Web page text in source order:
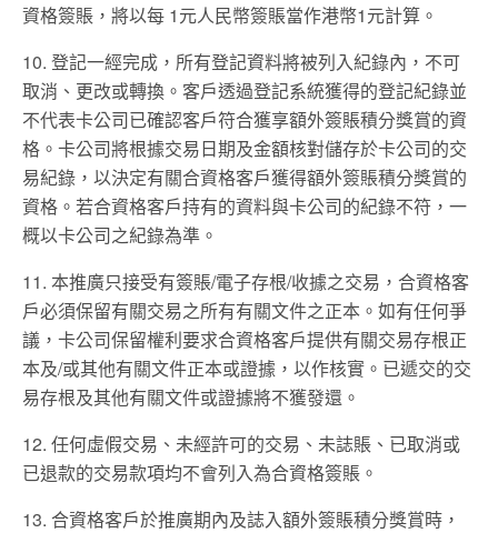
資格簽賬，將以每 1元人民幣簽賬當作港幣1元計算。
10. 登記一經完成，所有登記資料將被列入紀錄內，不可
取消、更改或轉換。客戶透過登記系統獲得的登記紀錄並
不代表卡公司已確認客戶符合獲享額外簽賬積分獎賞的資
格。卡公司將根據交易日期及金額核對儲存於卡公司的交
易紀錄，以決定有關合資格客戶獲得額外簽賬積分獎賞的
資格。若合資格客戶持有的資料與卡公司的紀錄不符，一
概以卡公司之紀錄為準。
11. 本推廣只接受有簽賬/電子存根/收據之交易，合資格客
戶必須保留有關交易之所有有關文件之正本。如有任何爭
議，卡公司保留權利要求合資格客戶提供有關交易存根正
本及/或其他有關文件正本或證據，以作核實。已遞交的交
易存根及其他有關文件或證據將不獲發還。
12. 任何虛假交易、未經許可的交易、未誌賬、已取消或
已退款的交易款項均不會列入為合資格簽賬。
13. 合資格客戶於推廣期內及誌入額外簽賬積分獎賞時，